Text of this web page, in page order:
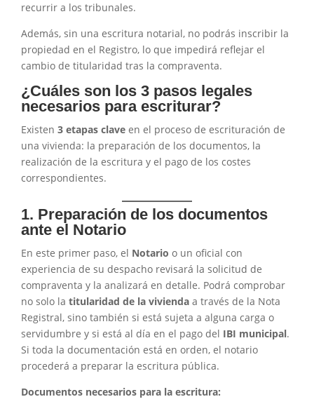
recurrir a los tribunales.
Además, sin una escritura notarial, no podrás inscribir la
propiedad en el Registro, lo que impedirá reflejar el
cambio de titularidad tras la compraventa.
¿Cuáles son los 3 pasos legales
necesarios para escriturar?
Existen 3 etapas clave en el proceso de escrituración de
una vivienda: la preparación de los documentos, la
realización de la escritura y el pago de los costes
correspondientes.
1. Preparación de los documentos
ante el Notario
En este primer paso, el Notario o un oficial con
experiencia de su despacho revisará la solicitud de
compraventa y la analizará en detalle. Podrá comprobar
no solo la titularidad de la vivienda a través de la Nota
Registral, sino también si está sujeta a alguna carga o
servidumbre y si está al día en el pago del IBI municipal.
Si toda la documentación está en orden, el notario
procederá a preparar la escritura pública.
Documentos necesarios para la escritura: